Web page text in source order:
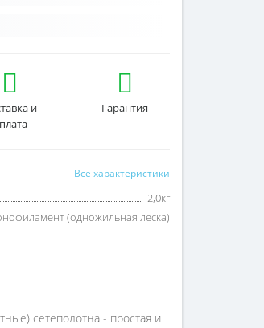
и
Гарантия
Все характеристики
2,0кг
(одножильная леска)
сетеполотна - простая и